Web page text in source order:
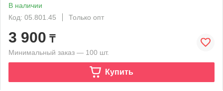
В наличии
Код: 05.801.45
Только опт
3 900 ₸
Минимальный заказ — 100 шт.
Купить